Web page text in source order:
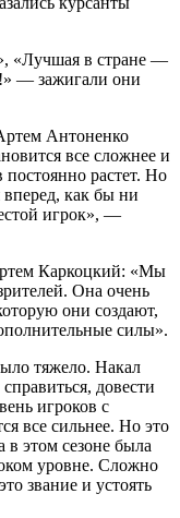
«Лучшая в стране —
— зажигали они
Антоненко
все сложнее и
постоянно растет. Но
вперед, как бы ни
игрок», —
Каркоцкий: «Мы
Она очень
они создают,
силы».
тяжело. Накал
довести
игроков с
все сильнее. Но это
в этом сезоне была
уровне. Сложно
звание и устоять